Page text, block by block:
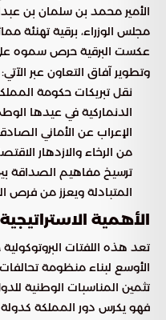
الأمير محمد بن سلمان بن
مجلس الوزراء، برقية تهنئة
عكست البرقية حرص سموه
وتطوير آفاق التعاون عبر الآتي:
نقل تبريكات حكومة
الدنماركية في عيدها
الإعراب عن الأماني
من الرخاء والازدهار
ترسيخ مفاهيم الصداقة
المتبادلة ويعزز من فرص
الأهمية
تعد هذه اللفتات البروتوكولية
الأوسع لبناء منظومة
تثمين المناسبات الوطنية
فهو يكرس دور المملكة